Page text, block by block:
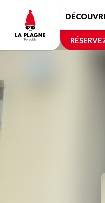
contenu
principal